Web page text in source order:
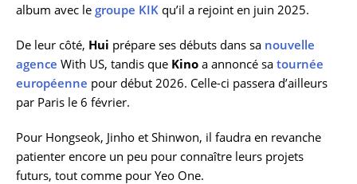
album avec le groupe KIK qu’il a rejoint en juin 2025.
De leur côté, Hui prépare ses débuts dans sa nouvelle
agence With US, tandis que Kino a annoncé sa tournée
européenne pour début 2026. Celle-ci passera d’ailleurs
par Paris le 6 février.
Pour Hongseok, Jinho et Shinwon, il faudra en revanche
patienter encore un peu pour connaître leurs projets
futurs, tout comme pour Yeo One.